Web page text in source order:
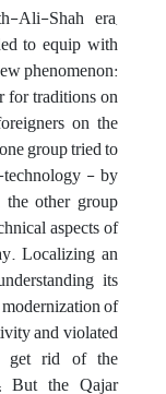
Ali-Shah era,
to equip with
phenomenon:
for traditions on
on the
group tried to
- by
other group
aspects of
Localizing an
its
of
and violated
get rid of the
But the Qajar